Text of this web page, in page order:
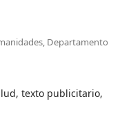
Departamento
texto publicitario,